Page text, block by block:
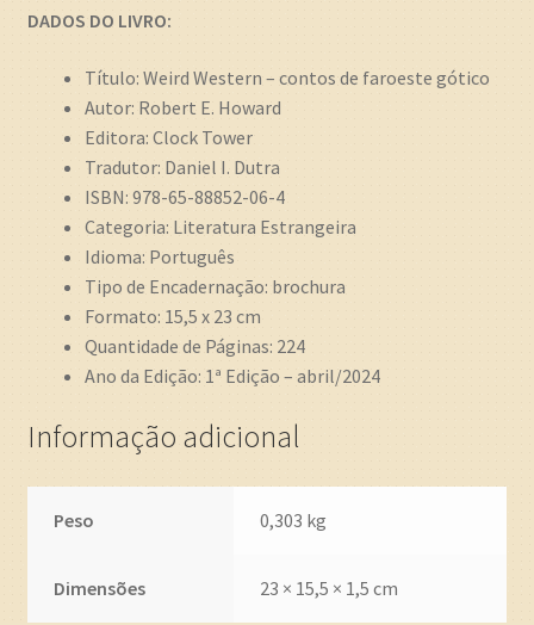
DADOS DO LIVRO:
Título: Weird Western – contos de faroeste gótico
Autor: Robert E. Howard
Editora: Clock Tower
Tradutor: Daniel I. Dutra
ISBN: 978-65-88852-06-4
Categoria: Literatura Estrangeira
Idioma: Português
Tipo de Encadernação: brochura
Formato: 15,5 x 23 cm
Quantidade de Páginas: 224
Ano da Edição: 1ª Edição – abril/2024
Informação adicional
Peso 0,303 kg
Dimensões 23 × 15,5 × 1,5 cm